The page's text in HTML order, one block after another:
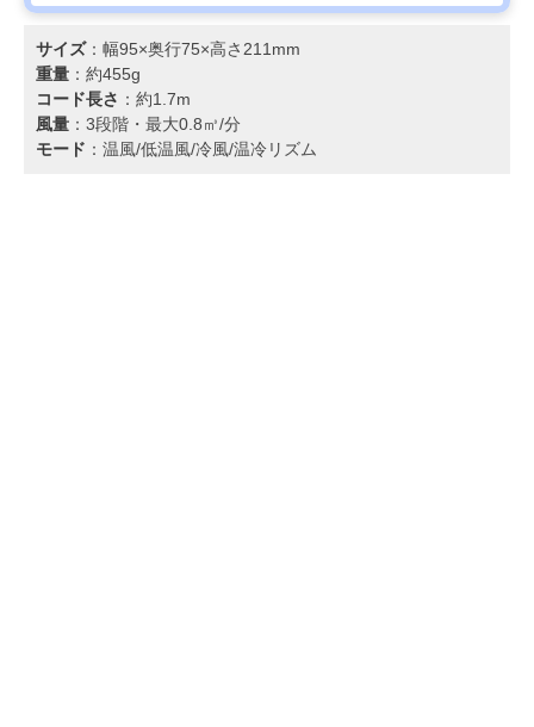
サイズ：幅95×奥行75×高さ211mm
重量 ：約455g
コード長さ ：約1.7m
風量 ：3段階・最大0.8㎥/分
モード ：温風/低温風/冷風/温冷リズム